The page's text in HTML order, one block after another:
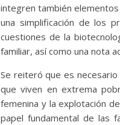
integren también
una simplificación de los
cuestiones de la
familiar, así como una nota
Se reiteró que es
que viven en extrema
femenina y la explotación
papel fundamental de las